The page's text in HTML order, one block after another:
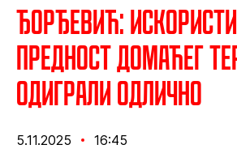
Ђорђевић:
предност домаћег
одиграли одлично
5.11.2025 16:45